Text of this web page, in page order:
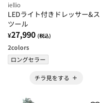
iellio
LEDライト付きドレッサー&ス
ツール
¥27,990 (税込)
2colors
ロングセラー
チラ見をする